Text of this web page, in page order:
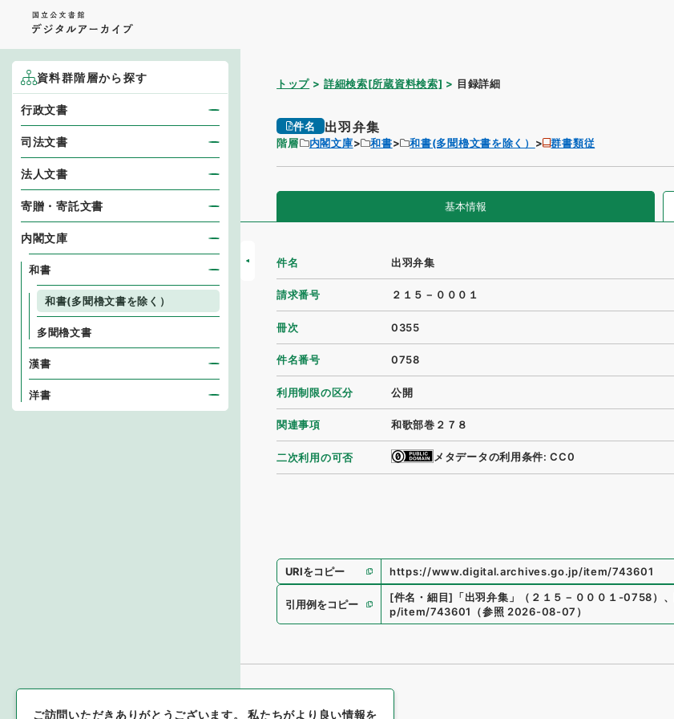
トップ 詳細検索[所蔵資料検索] 目録詳細
件名 出羽弁集
階層 内閣文庫 和書 和書(多聞櫓文書を除く） 群書類従
基本情報
件名 出羽弁集
請求番号 ２１５－０００１
冊次 0355
件名番号 0758
利用制限の区分 公開
関連事項 和歌部巻２７８
二次利用の可否 メタデータの利用条件: CC0
URIをコピー https://www.digital.archives.go.jp/item/743601
引用例をコピー
[件名・細目] 「出羽弁集 」 （ ２１５－０００１-0758） 、
p/item/743601
（参照 2026-08-07 ）
資料群階層から探す
行政文書
司法文書
法人文書
寄贈・寄託文書
内閣文庫
和書
和書(多聞櫓文書を除く）
多聞櫓文書
漢書
洋書
ご訪問いただきありがとうございます。私たちがより良い情報を